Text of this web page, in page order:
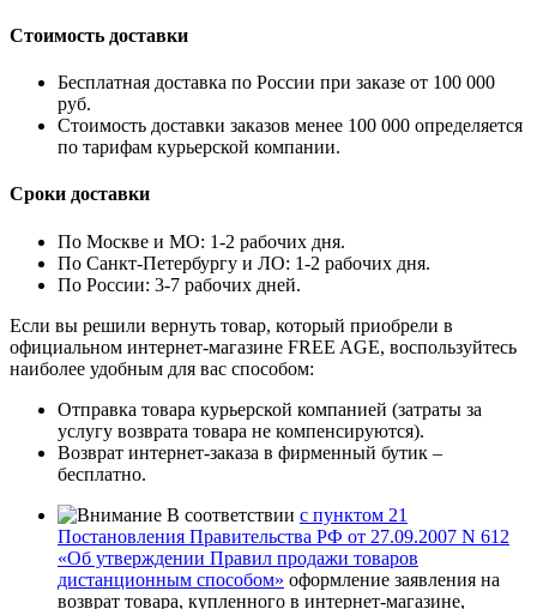
Стоимость доставки
Бесплатная доставка по России при заказе от 100 000
руб.
Стоимость доставки заказов менее 100 000 определяется
по тарифам курьерской компании.
Сроки доставки
По Москве и МО: 1-2 рабочих дня.
По Санкт-Петербургу и ЛО: 1-2 рабочих дня.
По России: 3-7 рабочих дней.
Если вы решили вернуть товар, который приобрели в
официальном интернет-магазине FREE AGE, воспользуйтесь
наиболее удобным для вас способом:
Отправка товара курьерской компанией (затраты за
услугу возврата товара не компенсируются).
Возврат интернет-заказа в фирменный бутик –
бесплатно.
В соответствии с пунктом 21
Постановления Правительства РФ от 27.09.2007 N 612
«Об утверждении Правил продажи товаров
дистанционным способом» оформление заявления на
возврат товара, купленного в интернет-магазине,